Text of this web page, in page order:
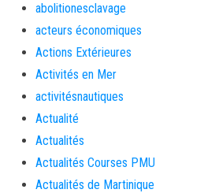
abolitionesclavage
acteurs économiques
Actions Extérieures
Activités en Mer
activitésnautiques
Actualité
Actualités
Actualités Courses PMU
Actualités de Martinique